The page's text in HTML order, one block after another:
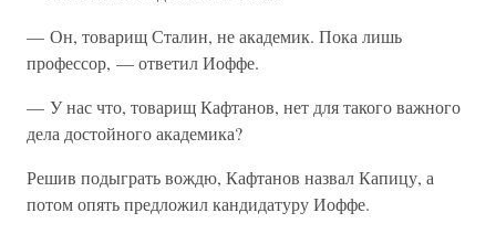
— Он, товарищ Сталин, не академик. Пока лишь
профессор, — ответил Иоффе.
— У нас что, товарищ Кафтанов, нет для такого важного
дела достойного академика?
Решив подыграть вождю, Кафтанов назвал Капицу, а
потом опять предложил кандидатуру Иоффе.